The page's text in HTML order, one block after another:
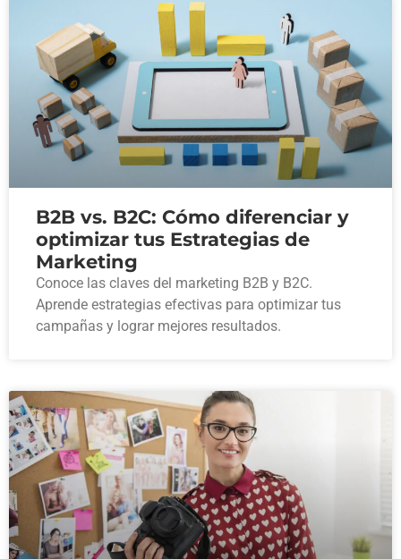
B2B vs. B2C: Cómo diferenciar y
optimizar tus Estrategias de
Marketing
Conoce las claves del marketing B2B y B2C.
Aprende estrategias efectivas para optimizar tus
campañas y lograr mejores resultados.